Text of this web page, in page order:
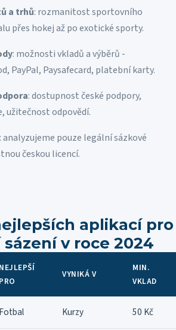
a trhů: rozmanitost sportovního
přes hokej až po exotické sporty.
: možnosti vkladů a výběrů -
PayPal, Paysafecard, platební karty.
: dostupnost české podpory,
užitečnost odpovědí.
: analyzujeme pouze legální sázkové
českou licencí.
aplikací pro
v roce 2024
NEJLEPŠÍ
PRO
VYNIKÁ V
MIN.
VKLAD
Fotbal Kurzy 50 Kč